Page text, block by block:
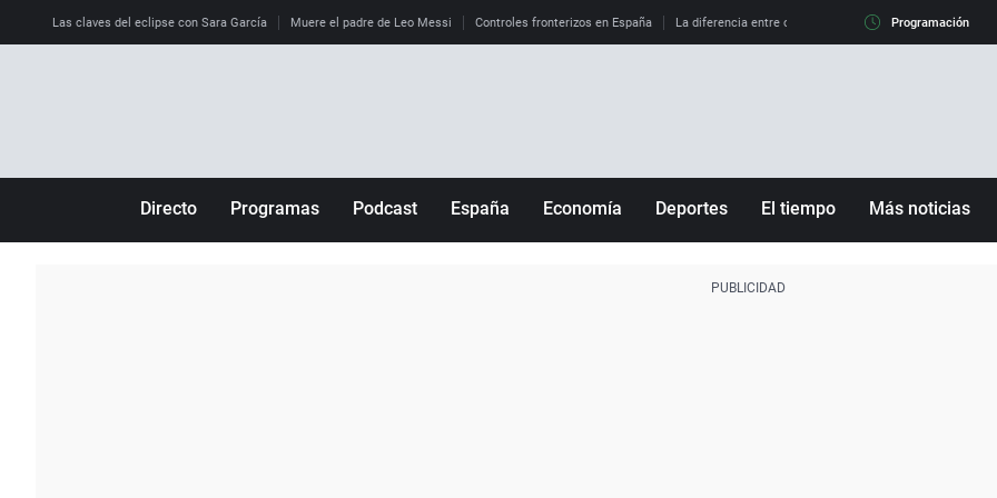
Las claves del eclipse con Sara García Muere el padre de Leo Messi Controles fronterizos en España La diferencia entre observar el eclipse al 99% y al 100%
Programación
Directo Programas Podcast España Economía Deportes El tiempo Más noticias